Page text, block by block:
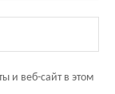
и веб-сайт в этом